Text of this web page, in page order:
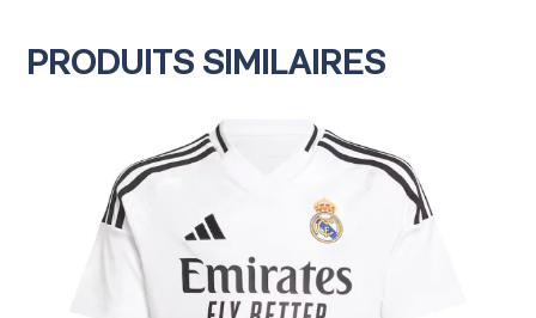
PRODUITS SIMILAIRES